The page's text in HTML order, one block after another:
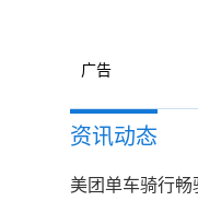
广告
资讯动态